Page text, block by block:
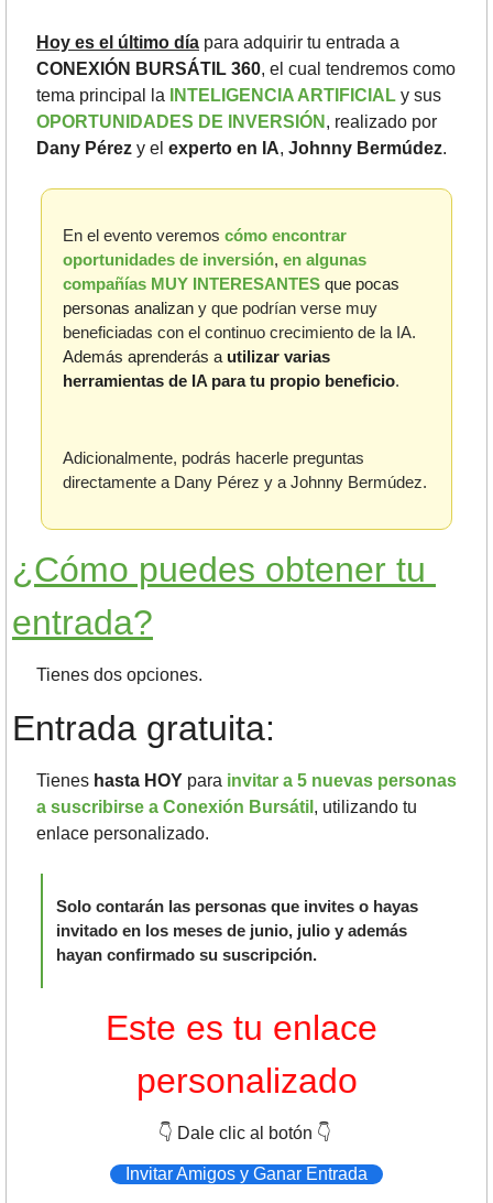
Hoy es el último día
CONEXIÓN BURSÁTIL 360, el cual tendremos como
tema principal la INTELIGENCIA ARTIFICIAL
OPORTUNIDADES DE INVERSIÓN , realizado por
Dany Pérez y el experto en IA, Johnny Bermúdez.
En el evento veremos cómo encontrar
oportunidades de inversión, en algunas
compañías MUY INTERESANTES que pocas
personas analizan y que podrían verse muy
Además aprenderás a utilizar varias
herramientas de IA para tu propio beneficio.
Adicionalmente, podrás hacerle preguntas
directamente a Dany Pérez y a Johnny Bermúdez.
¿Cómo puedes obtener tu
entrada?
Tienes dos opciones.
Entrada gratuita:
Tienes hasta HOY para invitar a 5 nuevas personas
a suscribirse a Conexión Bursátil , utilizando tu
enlace personalizado.
Solo contarán las personas que invites o hayas
invitado en los meses de junio, julio y además
hayan confirmado su suscripción.
Este es tu enlace
personalizado
👇 Dale clic al botón 👇
Invitar Amigos y Ganar Entrada